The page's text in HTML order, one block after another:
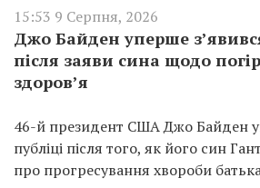
15:53 9 Серпня, 2026
Джо Байден уперше
після заяви сина щодо
здоров’я
46-й президент США Джо Байден
публіці після того, як його син
про прогресування хвороби